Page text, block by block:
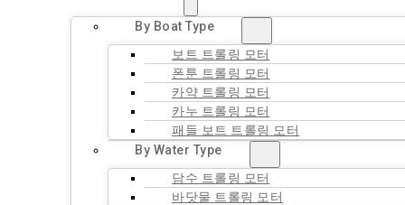
By Boat Type
보트 트롤링 모터
폰툰 트롤링 모터
카약 트롤링 모터
카누 트롤링 모터
패들 보트 트롤링 모터
By Water Type
담수 트롤링 모터
바닷물 트롤링 모터